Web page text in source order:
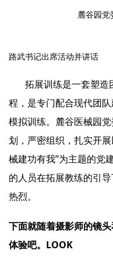
麓谷园党
路武书记出席活动并讲话
拓展训练是一套塑造
程，是专门配合现代团
模拟训练。麓谷医械园
划，严密组织，扎实开
械建功有我”为主题的党
的人员在拓展教练的引
热烈。
下面就随着摄影师的镜
体验吧。LOOK